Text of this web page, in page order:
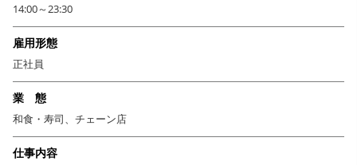
14:00～23:30
雇用形態
正社員
業 態
和食・寿司、チェーン店
仕事内容